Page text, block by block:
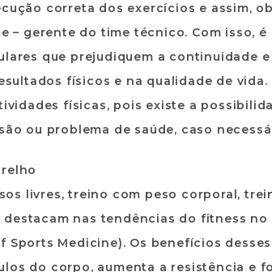
correta dos exercícios e assim,
– gerente do time técnico. Com isso,
que prejudiquem a continuidade
físicos e na qualidade de
físicas, pois existe a
ou problema de saúde, caso
livres, treino com peso corporal,
nas tendências do fitness no
Sports Medicine). Os benefícios
do corpo, aumenta a resistência e